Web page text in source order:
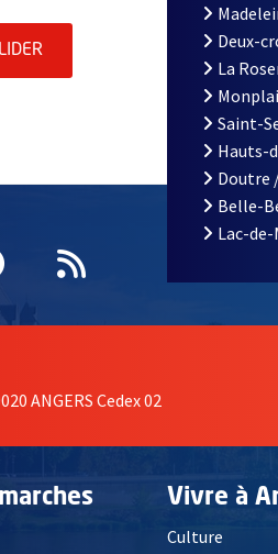
votre email (champ
ENVOYER MA DEMANDE
fenêtrefenêtre
une nouvelle
Pinterest
, Ouvre une
Flux RSS
Deux-
La
Saint-
Hauts-
Doutre
Belle-
Lac-de-
ANGERS Cedex 02
Vivre à
Culture